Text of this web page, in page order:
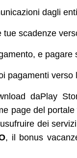
dagli
tue scadenze
e pagare
pagamenti
daPlay
page del
dei
, il bonus